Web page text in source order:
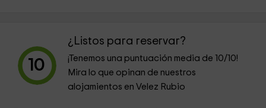
10
¿Listos para reservar?
¡Tenemos una puntuación media de 10/10!
Mira lo que opinan de nuestros
alojamientos en Velez Rubio